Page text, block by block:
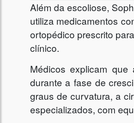
Além da escoliose,
utiliza medicamentos
ortopédico prescrito
clínico.
Médicos explicam
durante a fase de
graus de curvatura, a
especializados, com